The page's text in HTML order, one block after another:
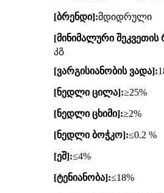
[ბრენდი]:მდიდრული
[მინიმალური
კგ
[ვარგისიანობის ვადა]:
[ნედლი ცილა]:≥25%
[ნედლი ცხიმი]:≥2%
[ნედლი ბოჭკო]:≤0.2 %
[ეშ]:≤4%
[ტენიანობა]:≤18%